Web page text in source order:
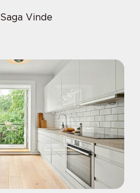
Saga Vinde